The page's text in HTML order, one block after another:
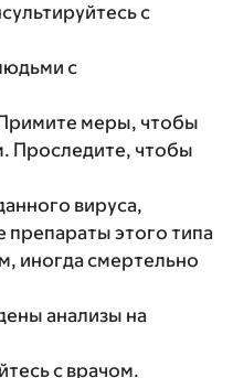
с
с
меры, чтобы
Проследите, чтобы
вируса,
препараты этого типа
иногда смертельно
анализы на
с врачом.